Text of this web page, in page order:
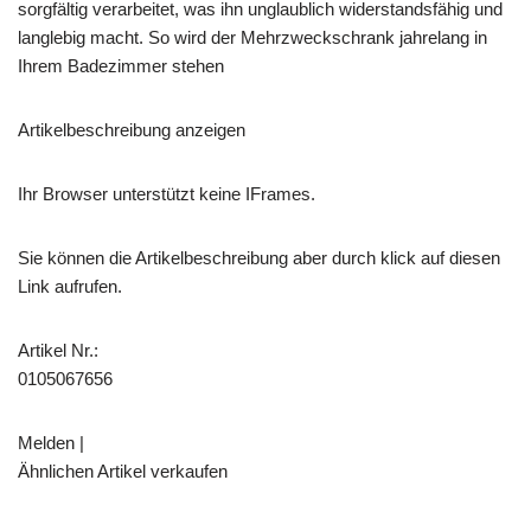
sorgfältig verarbeitet, was ihn unglaublich widerstandsfähig und
langlebig macht. So wird der Mehrzweckschrank jahrelang in
Ihrem Badezimmer stehen
Artikelbeschreibung anzeigen
Ihr Browser unterstützt keine IFrames.
Sie können die Artikelbeschreibung aber durch klick auf diesen
Link aufrufen.
Artikel Nr.:
0105067656
Melden |
Ähnlichen Artikel verkaufen